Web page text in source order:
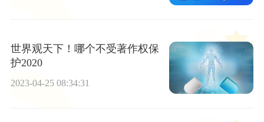
世界观天下！哪个不受著作权保
护2020
2023-04-25 08:34:31